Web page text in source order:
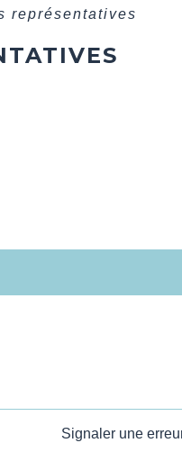
représentatives
Signaler une